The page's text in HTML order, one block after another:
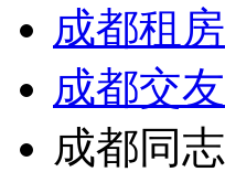
成都租房
成都交友
成都同志